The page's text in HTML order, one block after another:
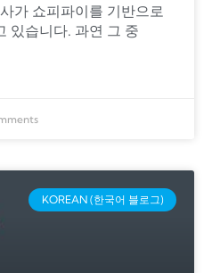
가 쇼피파이를 기반으로
있습니다. ​과연 그 중
KOREAN (한국어 블로그)